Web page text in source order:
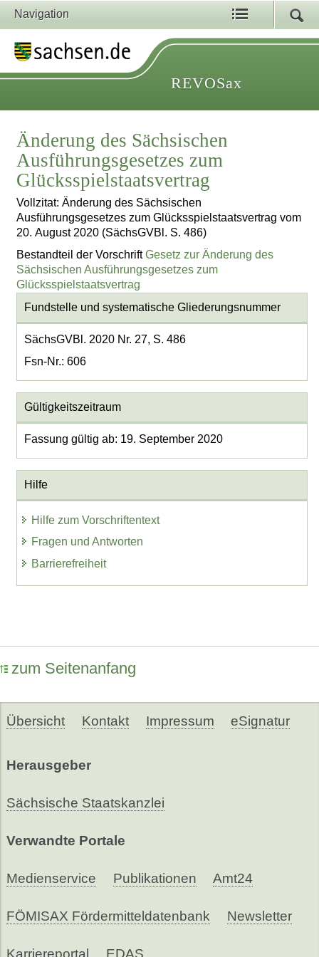
Navigation
REVOSax
Änderung des Sächsischen
Ausführungsgesetzes zum
Glücksspielstaatsvertrag
Vollzitat: Änderung des Sächsischen
Ausführungsgesetzes zum Glücksspielstaatsvertrag vom
20. August 2020 (SächsGVBl. S. 486)
Bestandteil der VorschriftGesetz zur Änderung des
Sächsischen Ausführungsgesetzes zum
Glücksspielstaatsvertrag
Fundstelle und systematische Gliederungsnummer
SächsGVBl. 2020 Nr. 27, S. 486
Fsn-Nr.: 606
Gültigkeitszeitraum
Fassung gültig ab: 19. September 2020
Hilfe
Hilfe zum Vorschriftentext
Fragen und Antworten
Barrierefreiheit
zum Seitenanfang
Übersicht Kontakt Impressum eSignatur
Herausgeber
Sächsische Staatskanzlei
Verwandte Portale
Medienservice Publikationen Amt24
FÖMISAX Fördermitteldatenbank Newsletter
Karriereportal EDAS